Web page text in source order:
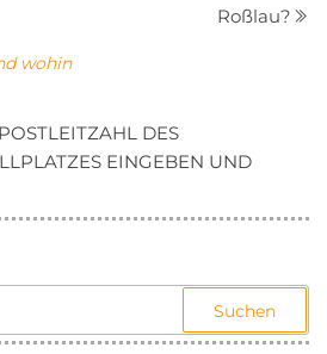
Roßlau?
wohin
DES
EINGEBEN UND